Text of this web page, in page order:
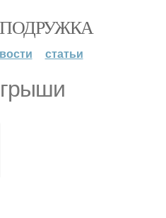
статьи